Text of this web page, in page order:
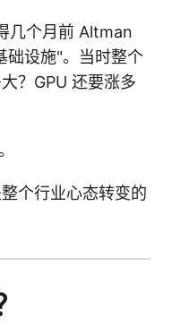
几个月前 Altman
础设施"。当时整个
？GPU 还要涨多
个行业心态转变的